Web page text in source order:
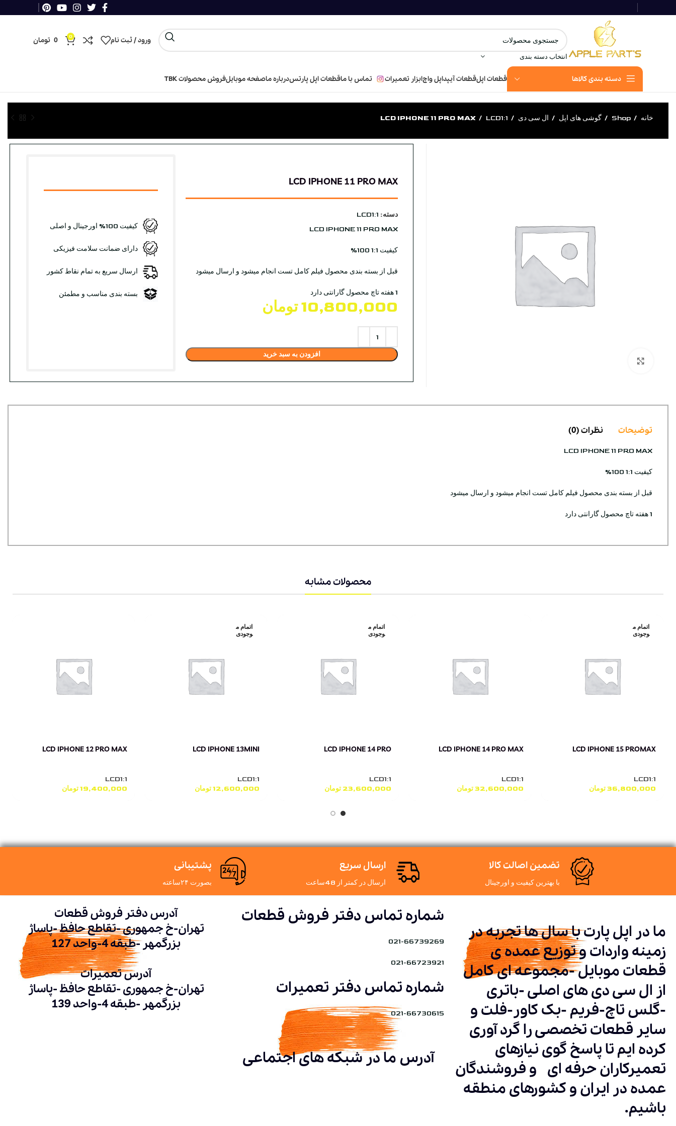
انتخاب دسته بندی
ورود / ثبت نام 0
0 تومان
دسته بندی کالاها قطعات اپلقطعات آیپداپل واچابزار تعمیرات تماس با ماقطعات اپل پارتسدرباره ماصفحه موبایلفروش محصولات TBK
خانه Shop گوشی های اپل ال سی دی LCD1:1
LCD IPHONE 11 PRO MAX
LCD IPHONE 11 PRO MAX
دسته: LCD1:1
LCD IPHONE 11 PRO MAX
کیفیت 1:1 100%
قبل از بسته بندی محصول فیلم کامل تست انجام میشود و ارسال میشود
1 هفته تاچ محصول گارانتی دارد
10,800,000 تومان
افزودن به سبد خرید
کیفیت 100% اورجینال و اصلی
دارای ضمانت سلامت فیزیکی
ارسال سریع به تمام نقاط کشور
بسته بندی مناسب و مطمئن
توضیحات نظرات (0)
LCD IPHONE 11 PRO MAX
کیفیت 1:1 100%
قبل از بسته بندی محصول فیلم کامل تست انجام میشود و ارسال میشود
1 هفته تاچ محصول گارانتی دارد
محصولات مشابه
اتمام م
وجودی
LCD IPHONE 15 PROMAX
LCD1:1
36,800,000تومان
LCD IPHONE 14 PRO MAX
LCD1:1
32,600,000تومان
اتمام م
وجودی
LCD IPHONE 14 PRO
LCD1:1
23,600,000 تومان
اتمام م
وجودی
LCD IPHONE 13MINI
LCD1:1
12,600,000تومان
LCD IPHONE 12 PRO MAX
LCD1:1
19,400,000تومان
تضمین اصالت کالا
با بهترین کیفیت و اورجینال
ارسال سریع
ارسال در کمتر از 48ساعت
پشتیبانی
بصورت ۲۴ساعته
ما در اپل پارت با سال ها تجربه در
زمینه واردات و توزیع عمده ی
قطعات موبایل -مجموعه ای کامل
از ال سی دی های اصلی -باتری
-گلس تاچ-فریم -بک کاور-فلت و
سایر قطعات تخصصی را گرد آوری
کرده ایم تا پاسخ گوی نیازهای
تعمیرکاران حرفه ای و فروشندگان
عمده در ایران و کشورهای منطقه
باشیم.
شماره تماس دفتر فروش قطعات
021-66739269
021-66723921
شماره تماس دفتر تعمیرات
021-66730615
آدرس ما در شبکه های اجتماعی
آدرس دفتر فروش قطعات
تهران-خ جمهوری -تقاطع حافظ -پاساژ
بزرگمهر -طبقه 4-واحد 127
آدرس تعمیرات
تهران-خ جمهوری -تقاطع حافظ -پاساژ
بزرگمهر -طبقه 4-واحد 139